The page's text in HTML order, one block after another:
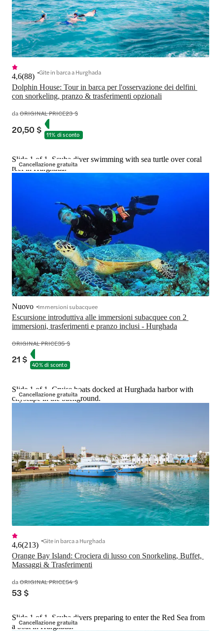
Dolphin House: Tour in barca per l'osservazione dei delfini
con snorkeling, pranzo & trasferimenti opzionali
4,6(88) Gite in barca a Hurghada
daORIGINAL PRICE23 $
20,50 $ 11% di sconto
Cancellazione gratuita
Slide 1 of 1, Scuba diver swimming with sea turtle over coral
reef in Hurghada.
Escursione introduttiva alle immersioni subacquee con 2
immersioni, trasferimenti e pranzo inclusi - Hurghada
Nuovo Immersioni subacquee
ORIGINAL PRICE35 $
21 $ 40% di sconto
Cancellazione gratuita
Slide 1 of 1, Cruise boats docked at Hurghada harbor with
cityscape in the background.
Orange Bay Island: Crociera di lusso con Snorkeling, Buffet,
Massaggi & Trasferimenti
4,6(213) Gite in barca a Hurghada
daORIGINAL PRICE54 $
53 $
Cancellazione gratuita
Slide 1 of 1, Scuba divers preparing to enter the Red Sea from
a boat in Hurghada.